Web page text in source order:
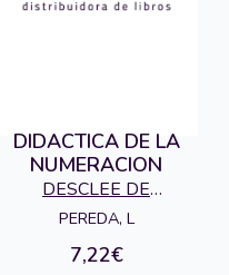
DIDACTICA DE LA
NUMERACION
DESCLEE DE
BROUWER S.A.,
EDITORIAL
PEREDA, L
7,22€